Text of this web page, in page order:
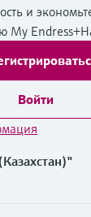
и
My
Войти